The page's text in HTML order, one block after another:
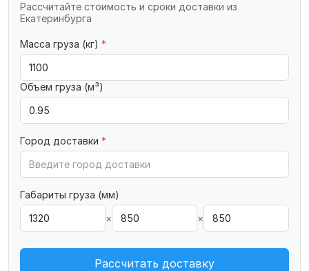
Рассчитайте стоимость и сроки доставки из
Екатеринбурга
Масса груза (кг) *
Объем груза (м³)
Город доставки *
Габариты груза (мм)
×
×
Рассчитать доставку